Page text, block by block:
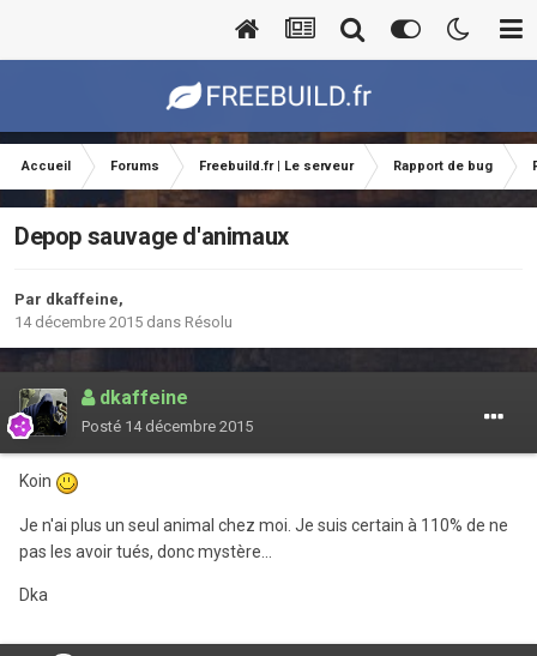
Accueil Forums Freebuild.fr | Le serveur Rapport de bug
Depop sauvage d'animaux
Par dkaffeine,
14 décembre 2015 dans Résolu
dkaffeine
Posté 14 décembre 2015
Koin
Je n'ai plus un seul animal chez moi. Je suis certain à 110% de ne
pas les avoir tués, donc mystère...
Dka